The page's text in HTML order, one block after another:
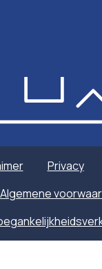
Privacy
Algemene